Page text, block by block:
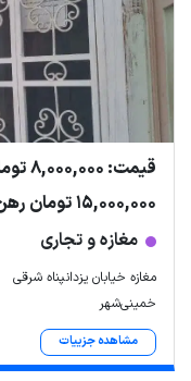
قیمت: 8,000,000 تومان اجاره
15,000,000 تومان رهن
مغازه و تجاری
مغازه خیابان یزدانپناه شرقی
خمینی‌شهر
مشاهده جزییات